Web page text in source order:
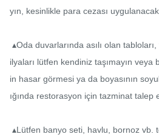
yın, kesinlikle para cezası
ilyaları lütfen kendiniz taşımayın veya
in hasar görmesi ya da boyasının
ığında restorasyon için tazminat talep